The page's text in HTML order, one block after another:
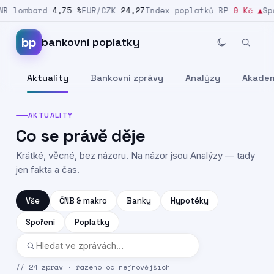
lombard 4,75 % EUR/CZK 24,27Index poplatků BP 0 Kč▲
Přeskočit na obsah
bp bankovní poplatky
Aktuality Bankovní zprávy Analýzy
AKTUALITY
Co se právě děje
Krátké, věcné, bez názoru. Na názor jsou Analýzy — tady
jen fakta a čas.
Vše ČNB & makro Banky Hypotéky
Spoření Poplatky
// 24 zpráv · řazeno od nejnovějších